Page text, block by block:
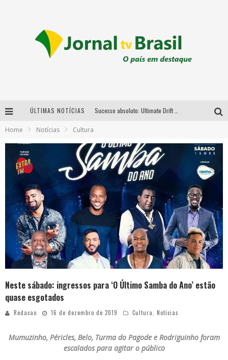
ÚLTIMAS NOTÍCIAS
Home Notícias Cultura
Neste sábado: ingressos para ‘O Último Samba do Ano’ estão
quase esgotados
Redacao 16 de dezembro de 2019 Cultura Notícias
Mumuzinho, Péricles, Belo, Turma do Pagode e Rodriguinho foram
escalados para agitar o público